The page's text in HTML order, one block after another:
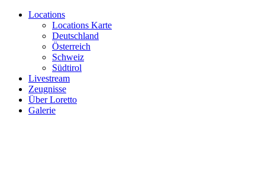
Locations
Locations Karte
Deutschland
Österreich
Schweiz
Südtirol
Livestream
Zeugnisse
Über Loretto
Galerie